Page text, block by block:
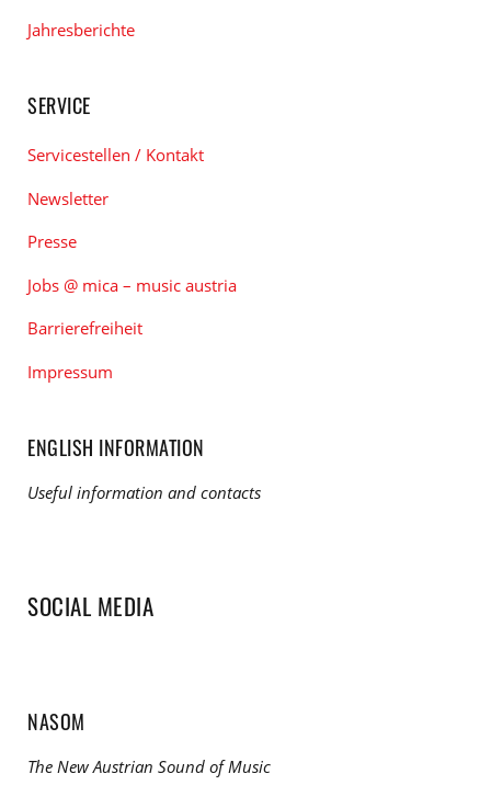
Jahresberichte
SERVICE
Servicestellen / Kontakt
Newsletter
Presse
Jobs @ mica – music austria
Barrierefreiheit
Impressum
ENGLISH INFORMATION
Useful information and contacts
SOCIAL MEDIA
NASOM
The New Austrian Sound of Music